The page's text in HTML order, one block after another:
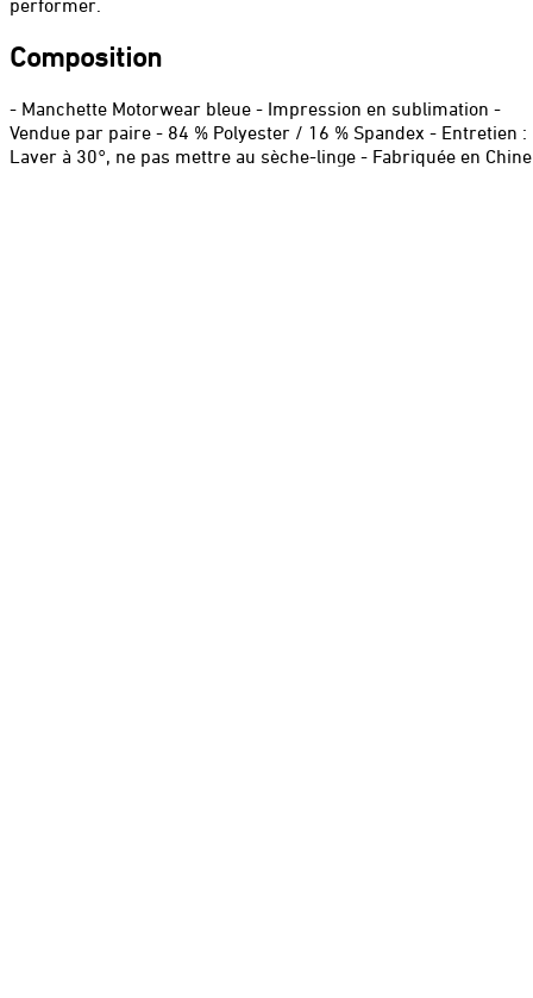
performer.
Composition
- Manchette Motorwear bleue - Impression en sublimation -
Vendue par paire - 84 % Polyester / 16 % Spandex - Entretien :
Laver à 30°, ne pas mettre au sèche-linge - Fabriquée en Chine